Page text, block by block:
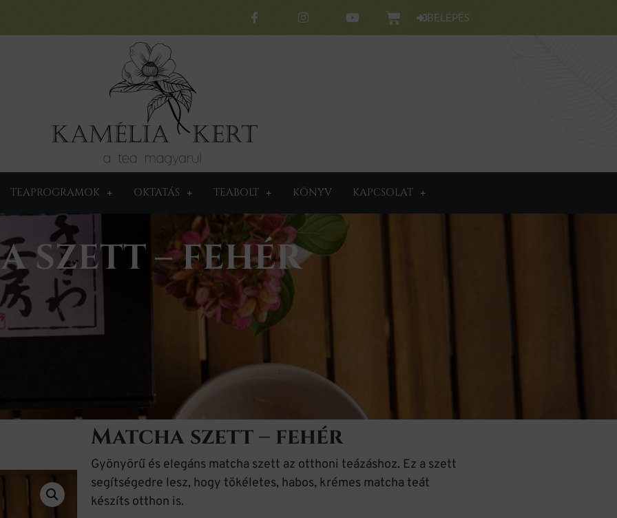
BELÉPÉS
TEAPROGRAMOK OKTATÁS TEABOLT KÖNYV KAPCSOLAT
SZETT – FEHÉR
Matcha szett – fehér
Gyönyörű és elegáns matcha szett az otthoni teázáshoz. Ez a szett
segítségedre lesz, hogy tökéletes, habos, krémes matcha teát
készíts otthon is.